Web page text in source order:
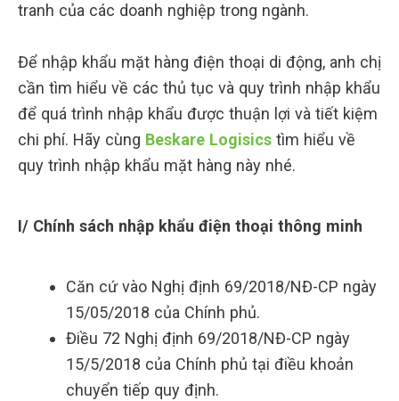
tranh của các doanh nghiệp trong ngành.
Để nhập khẩu mặt hàng điện thoại di động, anh chị
cần tìm hiểu về các thủ tục và quy trình nhập khẩu
để quá trình nhập khẩu được thuận lợi và tiết kiệm
chi phí. Hãy cùng Beskare Logisics tìm hiểu về
quy trình nhập khẩu mặt hàng này nhé.
I/ Chính sách nhập khẩu điện thoại thông minh
Căn cứ vào Nghị định 69/2018/NĐ-CP ngày
15/05/2018 của Chính phủ.
Điều 72 Nghị định 69/2018/NĐ-CP ngày
15/5/2018 của Chính phủ tại điều khoản
chuyển tiếp quy định.